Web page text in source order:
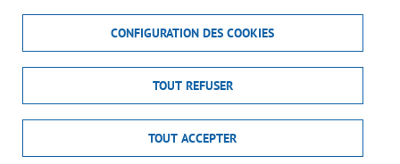
S'ABONNER
MENU
PIED
ACCUEIL MENTIONS LÉGALES DONNÉES PERSONNELLES
ACCESSIBILITÉ : NON CONFORME COOKIES CONTACT
S'IDENTIFIER
CONFIGURATION DES COOKIES
TOUT REFUSER
TOUT ACCEPTER